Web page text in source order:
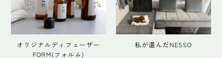
オリジナルディフューザー
FORM(フォルム)
私が選んだNESSO